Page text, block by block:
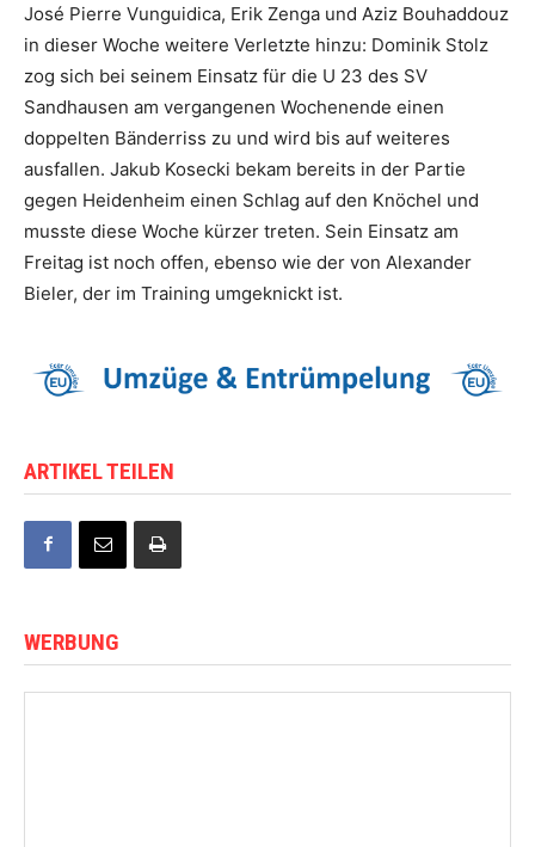
José Pierre Vunguidica, Erik Zenga und Aziz Bouhaddouz
in dieser Woche weitere Verletzte hinzu: Dominik Stolz
zog sich bei seinem Einsatz für die U 23 des SV
Sandhausen am vergangenen Wochenende einen
doppelten Bänderriss zu und wird bis auf weiteres
ausfallen. Jakub Kosecki bekam bereits in der Partie
gegen Heidenheim einen Schlag auf den Knöchel und
musste diese Woche kürzer treten. Sein Einsatz am
Freitag ist noch offen, ebenso wie der von Alexander
Bieler, der im Training umgeknickt ist.
ARTIKEL TEILEN
WERBUNG